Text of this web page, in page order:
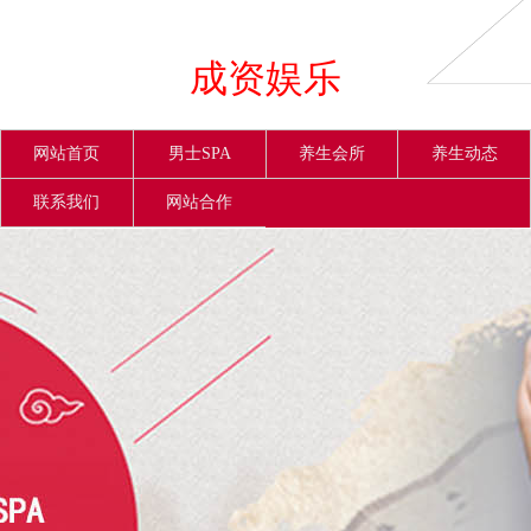
成资娱乐
网站首页 男士SPA 养生会所 养生动态
联系我们 网站合作